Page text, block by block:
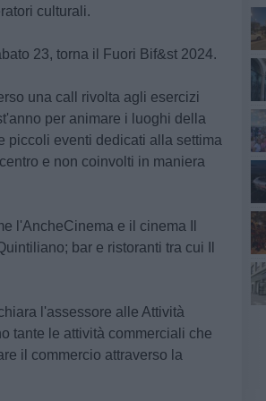
culturali.
23, torna il Fuori Bif&st 2024.
una call rivolta agli esercizi
per animare i luoghi della
piccoli eventi dedicati alla settima
e non coinvolti in maniera
l'AncheCinema e il cinema Il
bar e ristoranti tra cui Il
l'assessore alle Attività
tante le attività commerciali che
il commercio attraverso la